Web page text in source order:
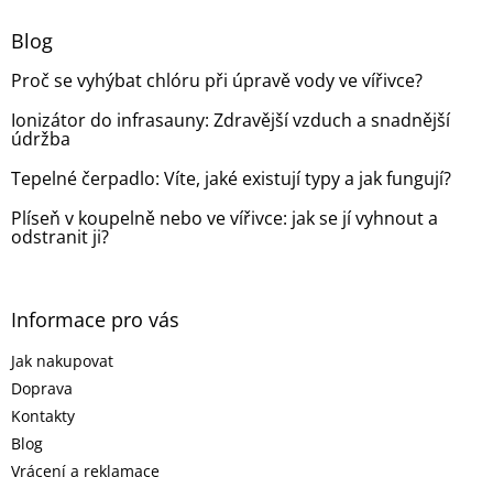
Blog
Proč se vyhýbat chlóru při úpravě vody ve vířivce?
Ionizátor do infrasauny: Zdravější vzduch a snadnější
údržba
Tepelné čerpadlo: Víte, jaké existují typy a jak fungují?
Plíseň v koupelně nebo ve vířivce: jak se jí vyhnout a
odstranit ji?
Informace pro vás
Jak nakupovat
Doprava
Kontakty
Blog
Vrácení a reklamace